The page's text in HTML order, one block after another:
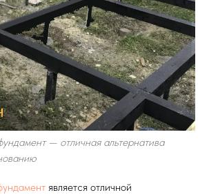
— отличная альтернатива
является отличной